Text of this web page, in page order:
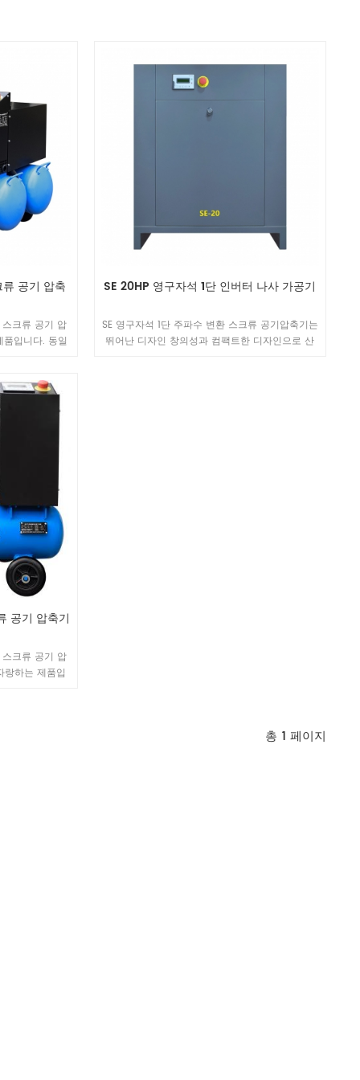
공기 압축
크류 공기 압
입니다. 동일
이 넘치며 곳
든 디테일이
현합니다.
SE 20HP 영구자석 1단 인버터 나사 가공기
SE 영구자석 1단 주파수 변환 스크류 공기압축기는
뛰어난 디자인 창의성과 컴팩트한 디자인으로 산
공기 압축기
크류 공기 압
하는 제품입
총 1 페이지